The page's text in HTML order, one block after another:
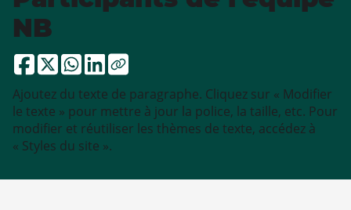
NB
Ajoutez du texte de paragraphe. Cliquez sur « Modifier
le texte » pour mettre à jour la police, la taille, etc. Pour
modifier et réutiliser les thèmes de texte, accédez à
« Styles du site ».